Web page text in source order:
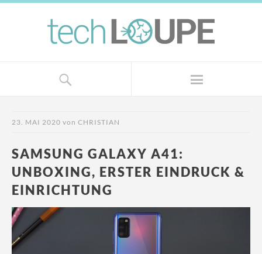
23. MAI 2020 von CHRISTIAN
SAMSUNG GALAXY A41:
UNBOXING, ERSTER EINDRUCK &
EINRICHTUNG